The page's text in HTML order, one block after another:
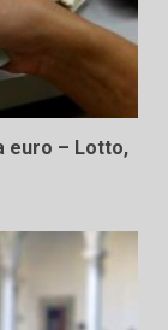
euro – Lotto,